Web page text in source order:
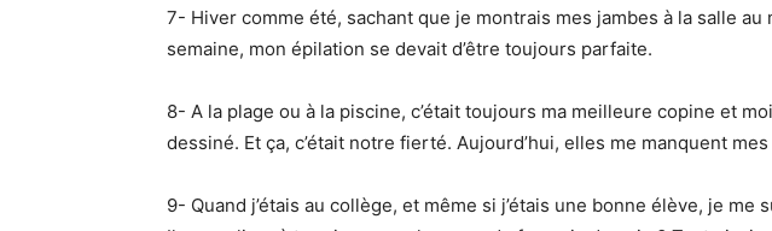
7- Hiver comme été, sachant que je montrais mes jambes à la salle
semaine, mon épilation se devait d’être toujours parfaite.
8- A la plage ou à la piscine, c’était toujours ma meilleure copine et
dessiné. Et ça, c’était notre fierté. Aujourd’hui, elles me manquent
9- Quand j’étais au collège, et même si j’étais une bonne élève, je me